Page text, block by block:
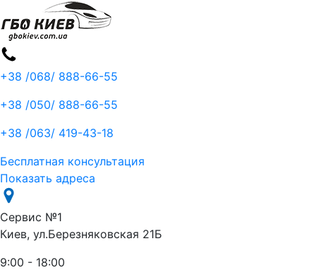
+38 /068/ 888-66-55
+38 /050/ 888-66-55
+38 /063/ 419-43-18
Бесплатная консультация
Показать адреса
Сервис №1
Киев, ул.Березняковская 21Б
9:00 - 18:00